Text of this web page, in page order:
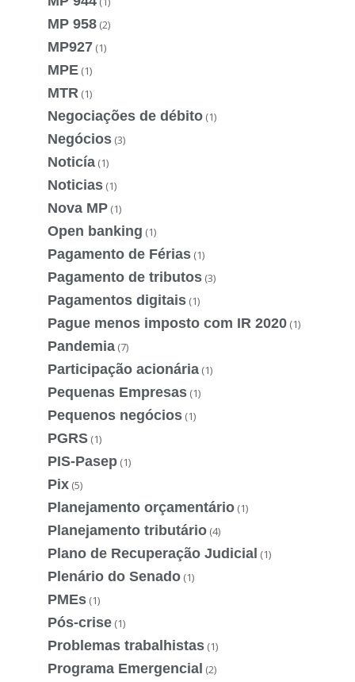
MP 958 (2)
MP927 (1)
MPE (1)
MTR (1)
Negociações de débito (1)
Negócios (3)
Noticía (1)
Noticias (1)
Nova MP (1)
Open banking (1)
Pagamento de Férias (1)
Pagamento de tributos (3)
Pagamentos digitais (1)
Pague menos imposto com IR 2020 (1)
Pandemia (7)
Participação acionária (1)
Pequenas Empresas (1)
Pequenos negócios (1)
PGRS (1)
PIS-Pasep (1)
Pix (5)
Planejamento orçamentário (1)
Planejamento tributário (4)
Plano de Recuperação Judicial (1)
Plenário do Senado (1)
PMEs (1)
Pós-crise (1)
Problemas trabalhistas (1)
Programa Emergencial (2)